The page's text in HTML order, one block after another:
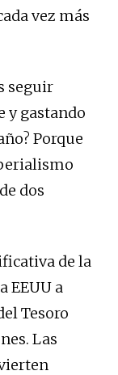
vez más
seguir
y gastando
Porque
dos
de la
EEUU a
Tesoro
Las